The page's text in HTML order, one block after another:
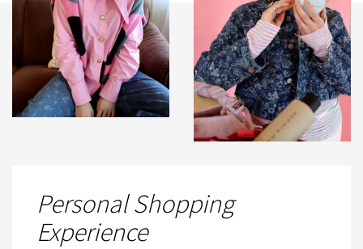
Personal Shopping
Experience